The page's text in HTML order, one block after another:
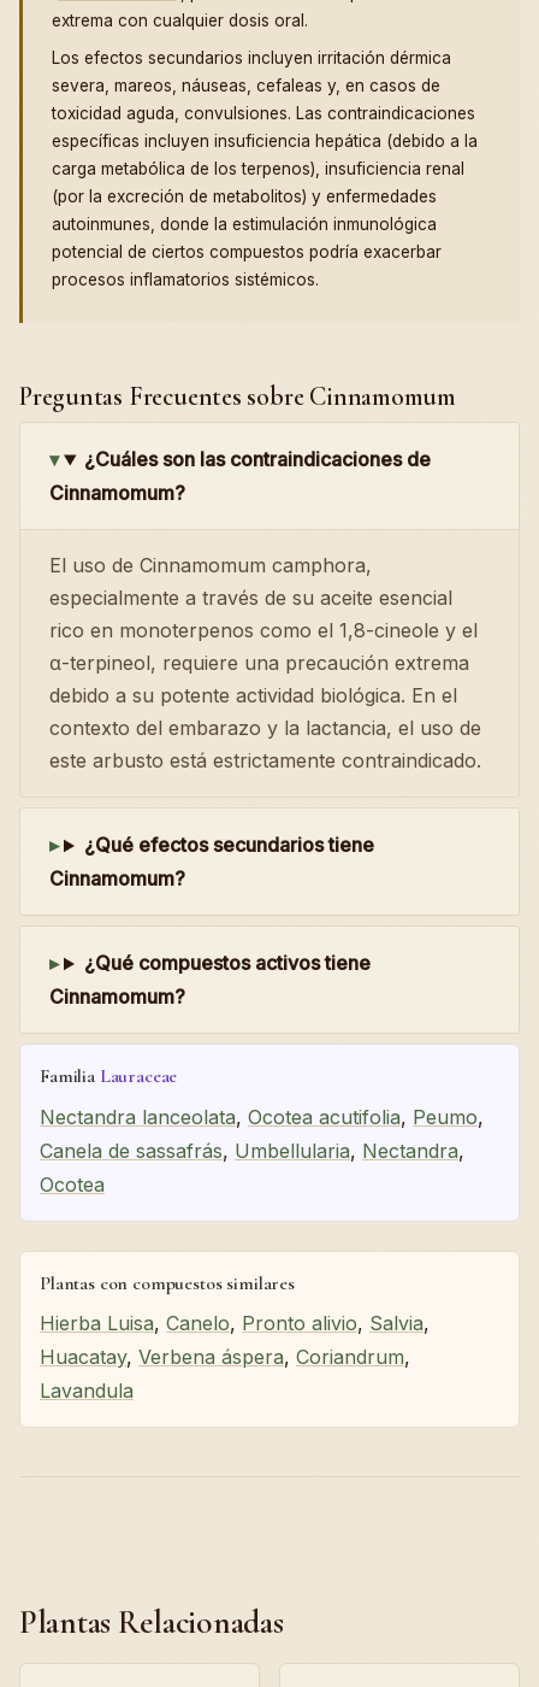
extrema con cualquier dosis oral.
Los efectos secundarios incluyen irritación dérmica
severa, mareos, náuseas, cefaleas y, en casos de
toxicidad aguda, convulsiones. Las contraindicaciones
específicas incluyen insuficiencia hepática (debido a la
carga metabólica de los terpenos), insuficiencia renal
(por la excreción de metabolitos) y enfermedades
autoinmunes, donde la estimulación inmunológica
potencial de ciertos compuestos podría exacerbar
procesos inflamatorios sistémicos.
Preguntas Frecuentes sobre Cinnamomum
¿Cuáles son las contraindicaciones de
Cinnamomum?
El uso de Cinnamomum camphora,
especialmente a través de su aceite esencial
rico en monoterpenos como el 1,8-cineole y el
α-terpineol, requiere una precaución extrema
debido a su potente actividad biológica. En el
contexto del embarazo y la lactancia, el uso de
este arbusto está estrictamente contraindicado.
¿Qué efectos secundarios tiene
Cinnamomum?
¿Qué compuestos activos tiene
Cinnamomum?
Familia Lauraceae
Nectandra lanceolata, Ocotea acutifolia, Peumo,
Canela de sassafrás, Umbellularia, Nectandra,
Ocotea
Plantas con compuestos similares
Hierba Luisa, Canelo, Pronto alivio, Salvia,
Huacatay, Verbena áspera, Coriandrum,
Lavandula
Plantas Relacionadas